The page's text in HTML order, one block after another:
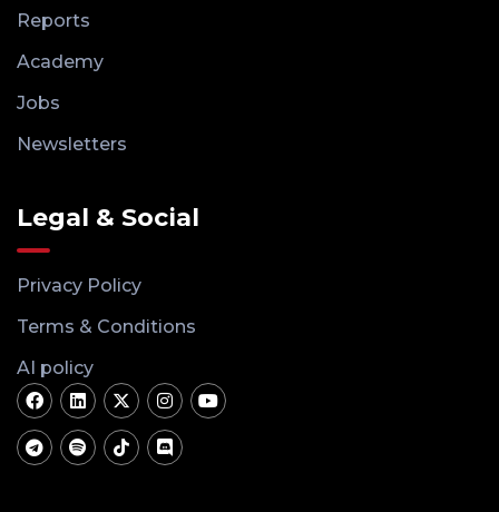
Reports
Academy
Jobs
Newsletters
Legal & Social
Privacy Policy
Terms & Conditions
AI policy